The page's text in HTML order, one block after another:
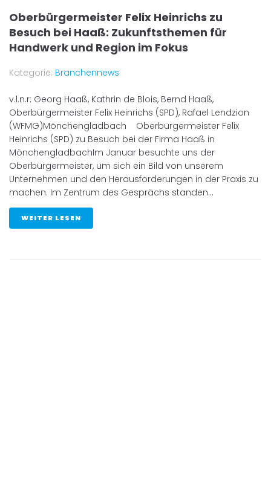
Oberbürgermeister Felix Heinrichs zu
Besuch bei Haaß: Zukunftsthemen für
Handwerk und Region im Fokus
Kategorie: Branchennews
v.l.n.r: Georg Haaß, Kathrin de Blois, Bernd Haaß,
Oberbürgermeister Felix Heinrichs (SPD), Rafael Lendzion
(WFMG)Mönchengladbach Oberbürgermeister Felix
Heinrichs (SPD) zu Besuch bei der Firma Haaß in
MönchengladbachIm Januar besuchte uns der
Oberbürgermeister, um sich ein Bild von unserem
Unternehmen und den Herausforderungen in der Praxis zu
machen. Im Zentrum des Gesprächs standen...
WEITER LESEN